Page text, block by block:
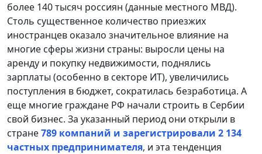
более 140 тысяч россиян (данные местного МВД).
Столь существенное количество приезжих
иностранцев оказало значительное влияние на
многие сферы жизни страны: выросли цены на
аренду и покупку недвижимости, поднялись
зарплаты (особенно в секторе ИТ), увеличились
поступления в бюджет, сократилась безработица. А
еще многие граждане РФ начали строить в Сербии
свой бизнес. За указанный период они открыли в
стране789 компаний и зарегистрировали 2 134
частных предпринимателя, и эта тенденция